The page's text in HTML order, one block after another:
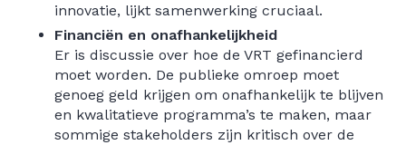
innovatie, lijkt samenwerking cruciaal.
Financiën en onafhankelijkheid
Er is discussie over hoe de VRT gefinancierd
moet worden. De publieke omroep moet
genoeg geld krijgen om onafhankelijk te blijven
en kwalitatieve programma’s te maken, maar
sommige stakeholders zijn kritisch over de